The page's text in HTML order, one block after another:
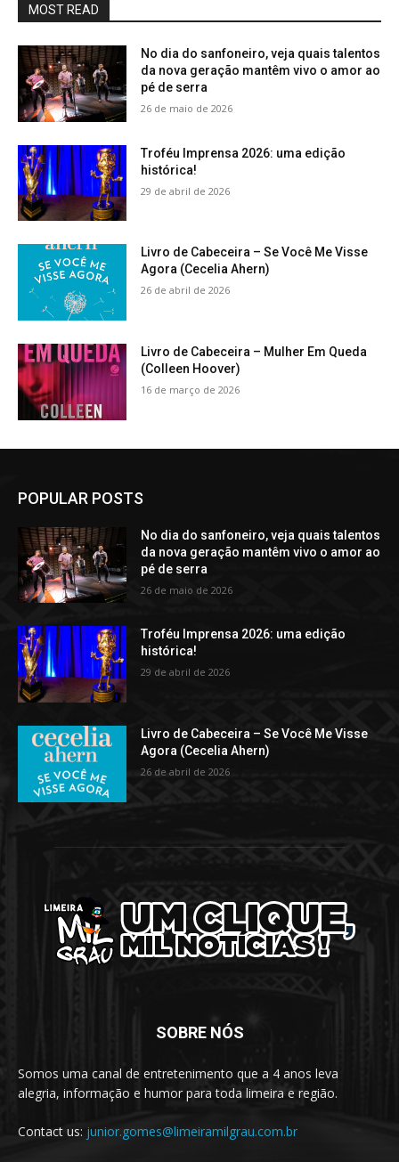
MOST READ
No dia do sanfoneiro, veja quais talentos
da nova geração mantêm vivo o amor ao
pé de serra
26 de maio de 2026
Troféu Imprensa 2026: uma edição
histórica!
29 de abril de 2026
Livro de Cabeceira – Se Você Me Visse
Agora (Cecelia Ahern)
26 de abril de 2026
Livro de Cabeceira – Mulher Em Queda
(Colleen Hoover)
16 de março de 2026
POPULAR POSTS
No dia do sanfoneiro, veja quais talentos
da nova geração mantêm vivo o amor ao
pé de serra
26 de maio de 2026
Troféu Imprensa 2026: uma edição
histórica!
29 de abril de 2026
Livro de Cabeceira – Se Você Me Visse
Agora (Cecelia Ahern)
26 de abril de 2026
SOBRE NÓS
Somos uma canal de entretenimento que a 4 anos leva
alegria, informação e humor para toda limeira e região.
Contact us: junior.gomes@limeiramilgrau.com.br